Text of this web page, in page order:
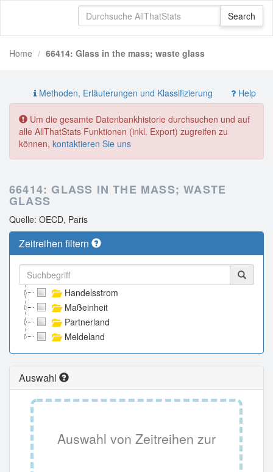
Home 66414: Glass in the mass; waste glass
Methoden, Erläuterungen und Klassifizierung Help
Um die gesamte Datenbankhistorie durchsuchen und auf
alle AllThatStats Funktionen (inkl. Export) zugreifen zu
können, kontaktieren Sie uns
66414: GLASS IN THE MASS; WASTE
GLASS
Quelle: OECD, Paris
Zeitreihen filtern
Handelsstrom
Maßeinheit
Partnerland
Meldeland
Auswahl
Auswahl von Zeitreihen zur